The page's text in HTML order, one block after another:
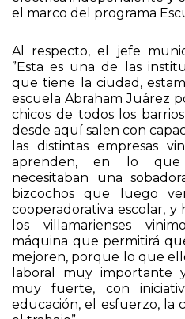
eléctrica independiente y
el marco del programa
Al respecto, el jefe
”Esta es una de las
que tiene la ciudad,
escuela Abraham Juárez
chicos de todos los
desde aquí salen con
las distintas empresas
aprenden, en lo que
necesitaban una
bizcochos que luego
cooperadorativa escolar,
los villamarienses
máquina que permitirá
mejoren, porque lo que
laboral muy importante
muy fuerte, con
educación, el esfuerzo, la